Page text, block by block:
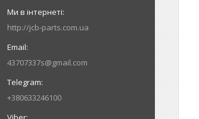
http://jcb-parts.com.ua
43707337s@gmail.com
+380633246100